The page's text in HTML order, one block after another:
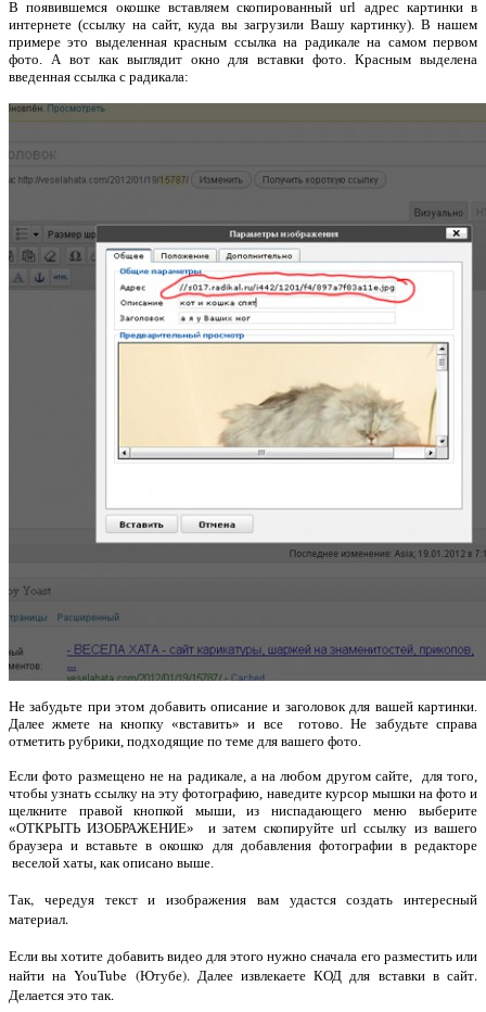
В появившемся окошке вставляем скопированный url адрес картинки в
интернете (ссылку на сайт, куда вы загрузили Вашу картинку). В нашем
примере это выделенная красным ссылка на радикале на самом первом
фото. А вот как выглядит окно для вставки фото. Красным выделена
введенная ссылка с радикала:
Не забудьте при этом добавить описание и заголовок для вашей картинки.
Далее жмете на кнопку «вставить» и все готово. Не забудьте справа
отметить рубрики, подходящие по теме для вашего фото.
Если фото размещено не на радикале, а на любом другом сайте, для того,
чтобы узнать ссылку на эту фотографию, наведите курсор мышки на фото и
щелкните правой кнопкой мыши, из ниспадающего меню выберите
«ОТКРЫТЬ ИЗОБРАЖЕНИЕ» и затем скопируйте url ссылку из вашего
браузера и вставьте в окошко для добавления фотографии в редакторе
веселой хаты, как описано выше.
Так, чередуя текст и изображения вам удастся создать интересный
материал.
Если вы хотите добавить видео для этого нужно сначала его разместить или
найти на YouTube (Ютубе). Далее извлекаете КОД для вставки в сайт.
Делается это так.